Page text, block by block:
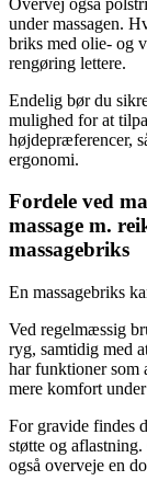
under massagen.
briks med olie- og
rengøring lettere.
Endelig bør du
mulighed for at
højdepræferencer,
ergonomi.
Fordele ved
massage m.
massagebriks
En massagebriks
Ved regelmæssig
ryg, samtidig med
har funktioner som
mere komfort under
For gravide findes
støtte og
også overveje en